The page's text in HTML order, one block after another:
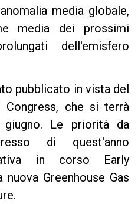
media globale,
media dei prossimi
dell'emisfero
pubblicato in vista del
che si terrà
Le priorità da
di quest'anno
in corso Early
Greenhouse Gas